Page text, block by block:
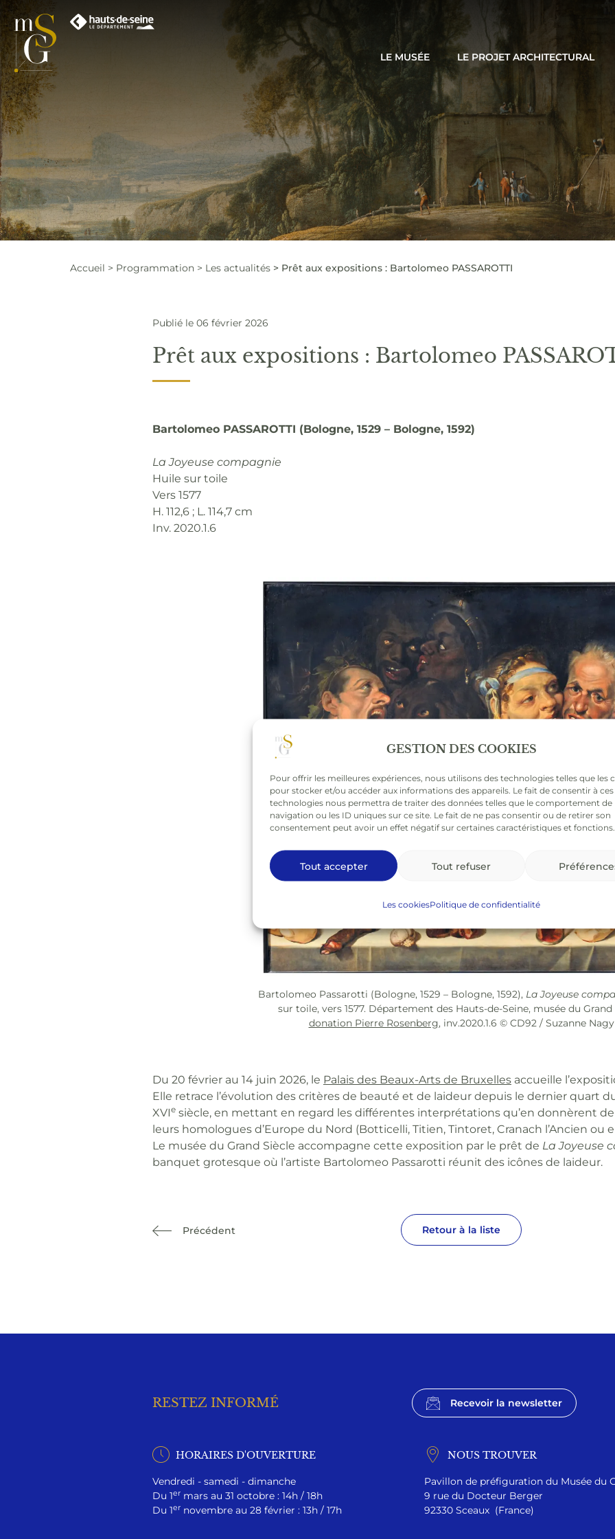
GESTION DES COOKIES
Pour offrir les meilleures expériences, nous utilisons des technologies telles que les
pour stocker et/ou accéder aux informations des appareils. Le fait de consentir à ces
technologies nous permettra de traiter des données telles que le comportement de
navigation ou les ID uniques sur ce site. Le fait de ne pas consentir ou de retirer son
consentement peut avoir un effet négatif sur certaines caractéristiques et fonctions.
Tout accepter Tout refuser
Les cookiesPolitique de confidentialité
LE MUSÉE LE PROJET ARCHITECTURAL
Accueil Programmation Les actualités Prêt aux expositions : Bartolomeo PASSAROTTI
Publié le 06 février 2026
Prêt aux expositions : Bartolomeo
Bartolomeo PASSAROTTI (Bologne, 1529 – Bologne, 1592)
La Joyeuse compagnie
Huile sur toile
Vers 1577
H. 112,6 ; L. 114,7 cm
Inv. 2020.1.6
Bartolomeo Passarotti (Bologne, 1529 – Bologne, 1592), La Joyeuse
sur toile, vers 1577. Département des Hauts-de-Seine, musée du Grand
donation Pierre Rosenberg, inv.2020.1.6 © CD92 / Suzanne Nagy
Du 20 février au 14 juin 2026, le Palais des Beaux-Arts de Bruxelles accueille
Elle retrace l’évolution des critères de beauté et de laideur depuis le dernier quart
XVIe siècle, en mettant en regard les différentes interprétations qu’en donnèrent
leurs homologues d’Europe du Nord (Botticelli, Titien, Tintoret, Cranach l’Ancien ou
Le musée du Grand Siècle accompagne cette exposition par le prêt de La Joyeuse
banquet grotesque où l’artiste Bartolomeo Passarotti réunit des icônes de laideur.
Précédent Retour à la liste
RESTEZ INFORMÉ Recevoir la newsletter
HORAIRES D'OUVERTURE
Vendredi - samedi - dimanche
Du 1er mars au 31 octobre : 14h / 18h
Du 1er novembre au 28 février : 13h / 17h
NOUS TROUVER
Pavillon de préfiguration du Musée du
9 rue du Docteur Berger
92330 Sceaux (France)